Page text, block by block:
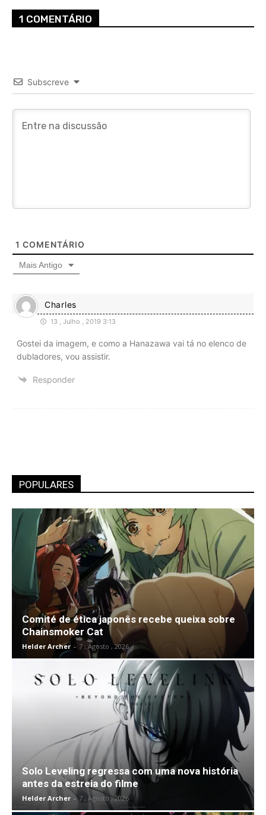
1 COMENTÁRIO
Subscreve
1 COMENTÁRIO
Mais Antigo
Charles
13 , Julho , 2019 3:13
Gostei da imagem, e como a Hanazawa vai tá no elenco de
dubladores, vou assistir.
Responder
POPULARES
Comité de ética japonês recebe queixa sobre
Chainsmoker Cat
Helder Archer - 7 , Agosto , 2026
Solo Leveling regressa com uma nova história
antes da estreia do filme
Helder Archer - 7 , Agosto , 2026